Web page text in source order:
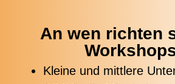
An wen richten
Kleine und mittlere